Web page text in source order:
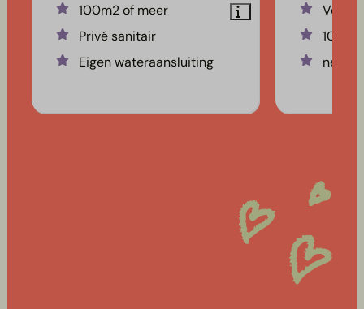
100m2 of meer
Privé sanitair
Eigen wateraansluiting
Veel
net